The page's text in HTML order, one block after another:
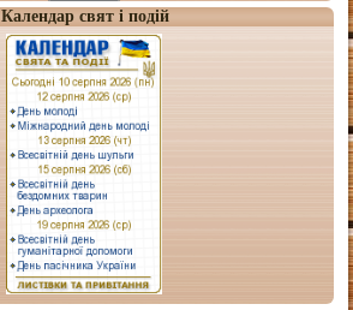
Календар свят і подій